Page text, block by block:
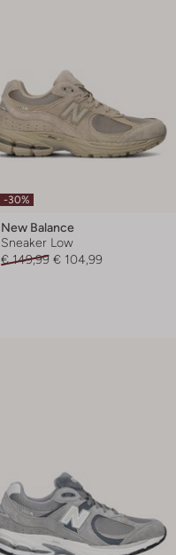
-30%
New Balance
Sneaker Low
€ 149,99 € 104,99